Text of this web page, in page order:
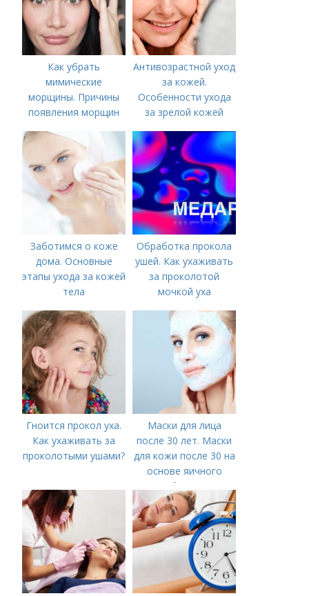
Как убрать
мимические
морщины. Причины
появления морщин
Антивозрастной уход
за кожей.
Особенности ухода
за зрелой кожей
Заботимся о коже
дома. Основные
этапы ухода за кожей
тела
Обработка прокола
ушей. Как ухаживать
за проколотой
мочкой уха
Гноится прокол уха.
Как ухаживать за
проколотыми ушами?
Маски для лица
после 30 лет. Маски
для кожи после 30 на
основе яичного
белка